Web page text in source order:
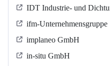
IDT Industrie- und
ifm-Unternehmensgruppe
implaneo GmbH
in-situ GmbH